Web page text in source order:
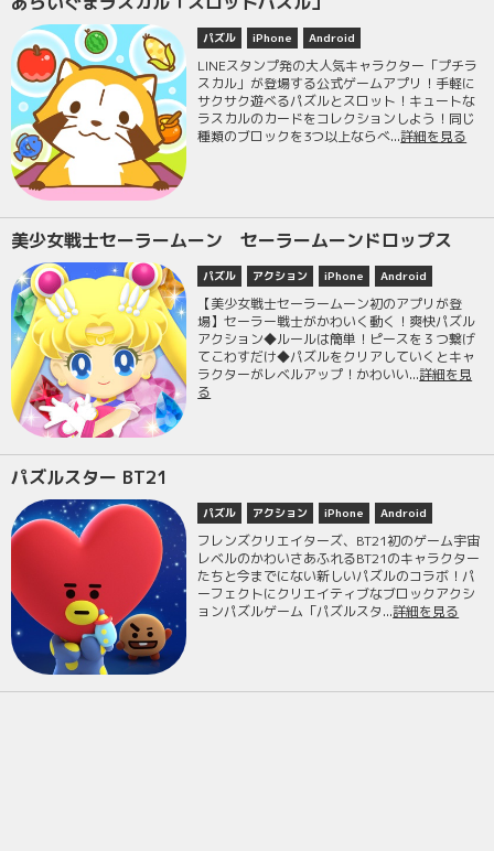
パズル iPhone Android
LINEスタンプ発の大人気キャラクター「プチラ
スカル」が登場する公式ゲームアプリ！手軽に
サクサク遊べるパズルとスロット！キュートな
ラスカルのカードをコレクションしよう！同じ
種類のブロックを3つ以上ならべ...詳細を見る
美少女戦士セーラームーン セーラームーンドロップス
パズル アクション iPhone Android
【美少女戦士セーラームーン初のアプリが登
場】セーラー戦士がかわいく動く！爽快パズル
アクション◆ルールは簡単！ピースを３つ繋げ
てこわすだけ◆パズルをクリアしていくとキャ
ラクターがレベルアップ！かわいい...詳細を見
る
パズルスター BT21
パズル アクション iPhone Android
フレンズクリエイターズ、BT21初のゲーム宇宙
レベルのかわいさあふれるBT21のキャラクター
たちと今までにない新しいパズルのコラボ！パ
ーフェクトにクリエイティブなブロックアクシ
ョンパズルゲーム「パズルスタ...詳細を見る